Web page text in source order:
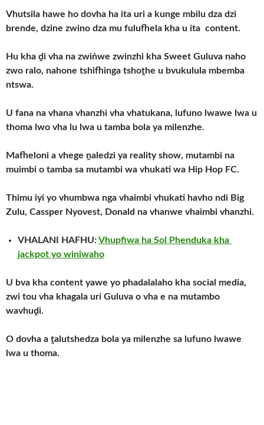
Vhutsila hawe ho dovha ha ita uri a kunge mbilu dza dzi
brende, dzine zwino dza mu fulufhela kha u ita content.
Hu kha ḓi vha na zwiṅwe zwinzhi kha Sweet Guluva naho
zwo ralo, nahone tshifhinga tshoṱhe u bvukulula mbemba
ntswa.
U fana na vhana vhanzhi vha vhatukana, lufuno lwawe lwa u
thoma lwo vha lu lwa u tamba bola ya milenzhe.
Mafheloni a vhege ṋaledzi ya reality show, mutambi na
muimbi o tamba sa mutambi wa vhukati wa Hip Hop FC.
Thimu iyi yo vhumbwa nga vhaimbi vhukati havho ndi Big
Zulu, Cassper Nyovest, Donald na vhanwe vhaimbi vhanzhi.
VHALANI HAFHU:Vhupfiwa ha Sol Phenduka kha
jackpot yo winiwaho
U bva kha content yawe yo phadalalaho kha social media,
zwi tou vha khagala uri Guluva o vha e na mutambo
wavhuḓi.
O dovha a ṱalutshedza bola ya milenzhe sa lufuno lwawe
lwa u thoma.